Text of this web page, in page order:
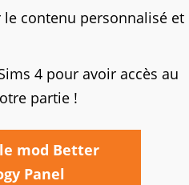
le contenu personnalisé et
4 pour avoir accès au
partie !
mod Better
Panel